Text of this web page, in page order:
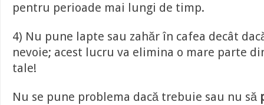
pentru perioade mai lungi de timp.
4) Nu pune lapte sau zahăr în cafea decât
nevoie; acest lucru va elimina o mare parte
tale!
Nu se pune problema dacă trebuie sau nu să